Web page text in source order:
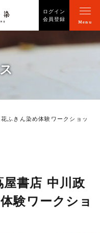
ログイン
会員登録
Menu
ふきん染め体験ワークショッ
書店 中川政
験ワークショ